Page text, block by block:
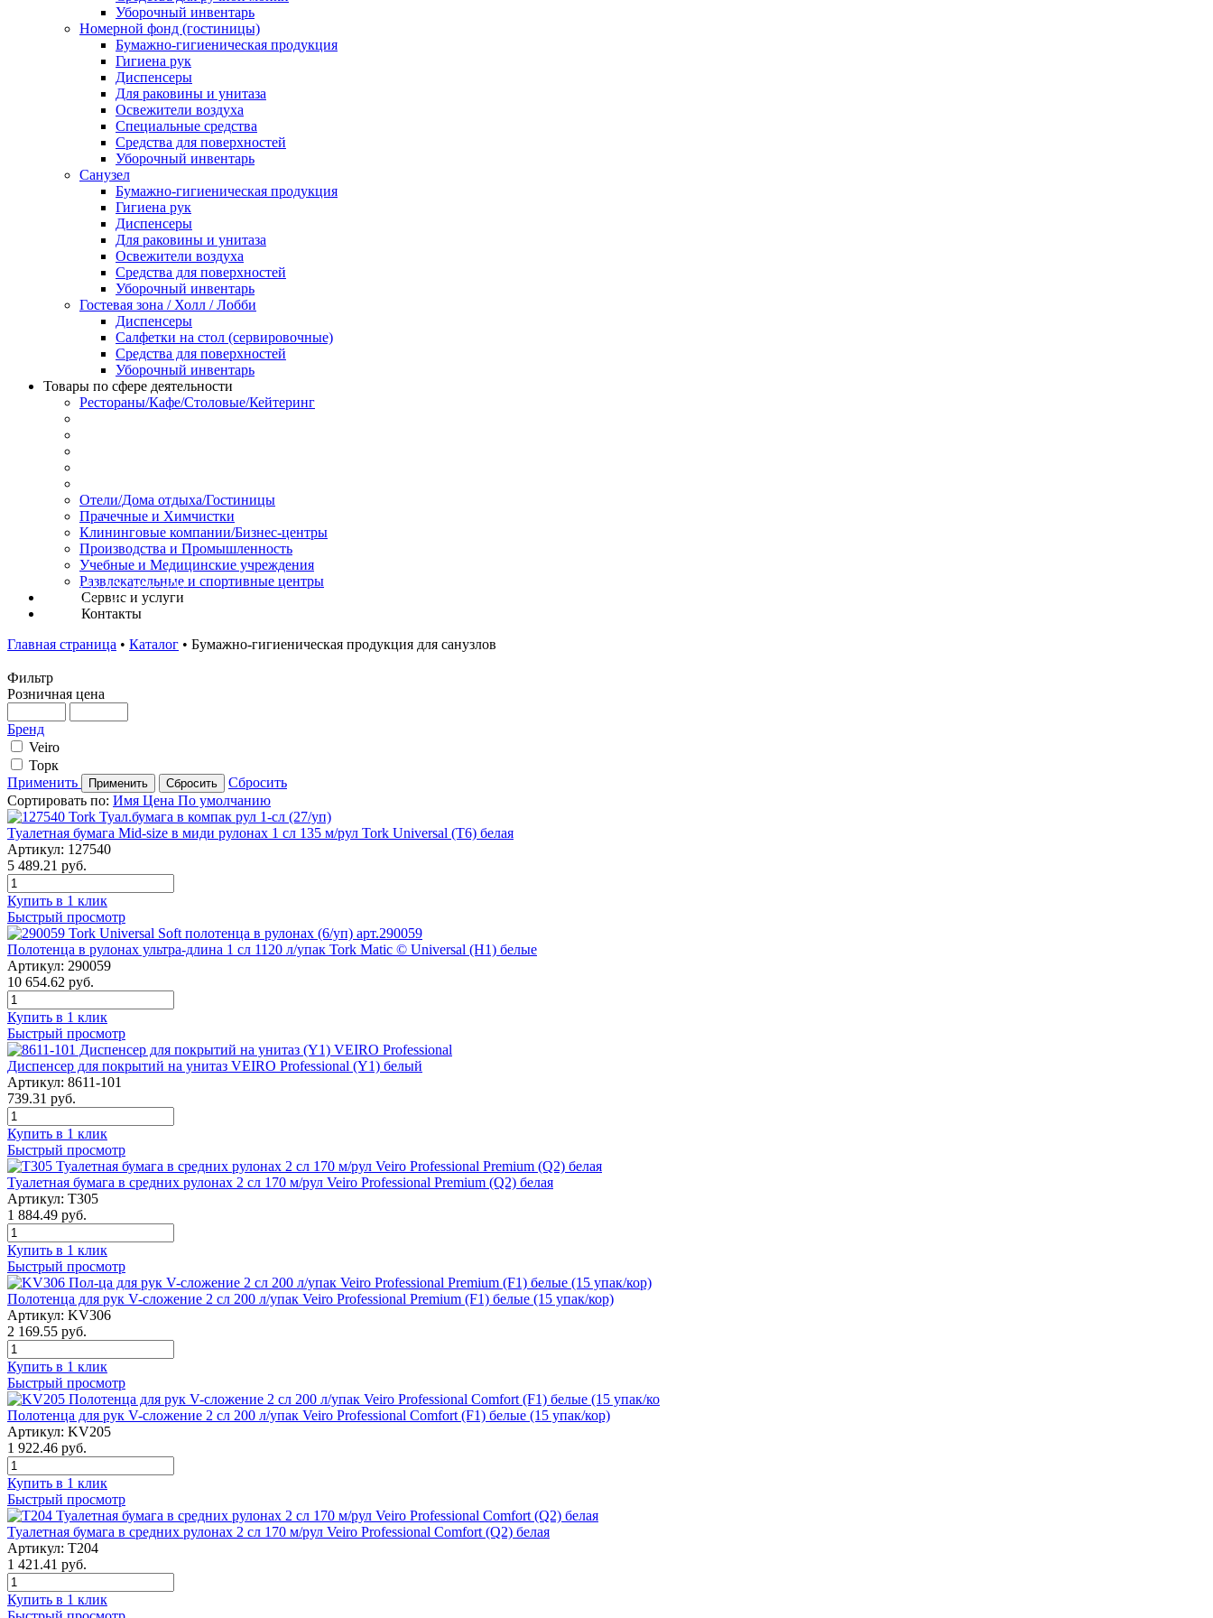
Уборочный инвентарь
Номерной фонд (гостиницы)
Бумажно-гигиеническая продукция
Гигиена рук
Диспенсеры
Для раковины и унитаза
Освежители воздуха
Специальные средства
Средства для поверхностей
Уборочный инвентарь
Санузел
Бумажно-гигиеническая продукция
Гигиена рук
Диспенсеры
Для раковины и унитаза
Освежители воздуха
Средства для поверхностей
Уборочный инвентарь
Гостевая зона / Холл / Лобби
Диспенсеры
Салфетки на стол (сервировочные)
Средства для поверхностей
Уборочный инвентарь
Товары по сфере деятельности
Рестораны/Кафе/Столовые/Кейтеринг
Отели/Дома отдыха/Гостиницы
Прачечные и Химчистки
Клининговые компании/Бизнес-центры
Производства и Промышленность
Учебные и Медицинские учреждения
Развлекательные и спортивные центры
Сервис и услуги
Контакты
Главная страница • Каталог • Бумажно-гигиеническая продукция для санузлов
Фильтр
Розничная цена
Бренд
Veiro
Торк
Применить
Сбросить
Сортировать по: Имя Цена По умолчанию
Туалетная бумага Mid-size в миди рулонах 1 сл 135 м/рул Tork Universal (T6) белая
Артикул: 127540
5 489.21 руб.
Купить в 1 клик
Быстрый просмотр
Полотенца в рулонах ультра-длина 1 сл 1120 л/упак Tork Matic © Universal (Н1) белые
Артикул: 290059
10 654.62 руб.
Купить в 1 клик
Быстрый просмотр
Диспенсер для покрытий на унитаз VEIRO Professional (Y1) белый
Артикул: 8611-101
739.31 руб.
Купить в 1 клик
Быстрый просмотр
Туалетная бумага в средних рулонах 2 сл 170 м/рул Veiro Professional Premium (Q2) белая
Артикул: T305
1 884.49 руб.
Купить в 1 клик
Быстрый просмотр
Полотенца для рук V-сложение 2 сл 200 л/упак Veiro Professional Premium (F1) белые (15 упак/кор)
Артикул: KV306
2 169.55 руб.
Купить в 1 клик
Быстрый просмотр
Полотенца для рук V-сложение 2 сл 200 л/упак Veiro Professional Comfort (F1) белые (15 упак/кор)
Артикул: KV205
1 922.46 руб.
Купить в 1 клик
Быстрый просмотр
Туалетная бумага в средних рулонах 2 сл 170 м/рул Veiro Professional Comfort (Q2) белая
Артикул: Т204
1 421.41 руб.
Купить в 1 клик